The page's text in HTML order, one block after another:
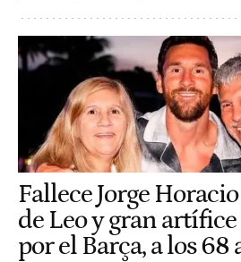
Fallece Jorge
de Leo y gran
por el Barça, a los 68